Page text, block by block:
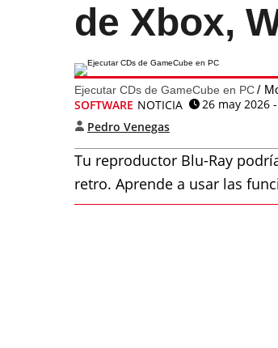
de Xbox,
Ejecutar CDs de GameCube en PC
SOFTWARE NOTICIA
26 may 2026
Pedro Venegas
Tu reproductor Blu-Ray
retro. Aprende a usar las